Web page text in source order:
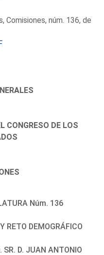
Comisiones, núm. 136, de
CONGRESO DE LOS
Núm. 136
RETO DEMOGRÁFICO
SR. D. JUAN ANTONIO